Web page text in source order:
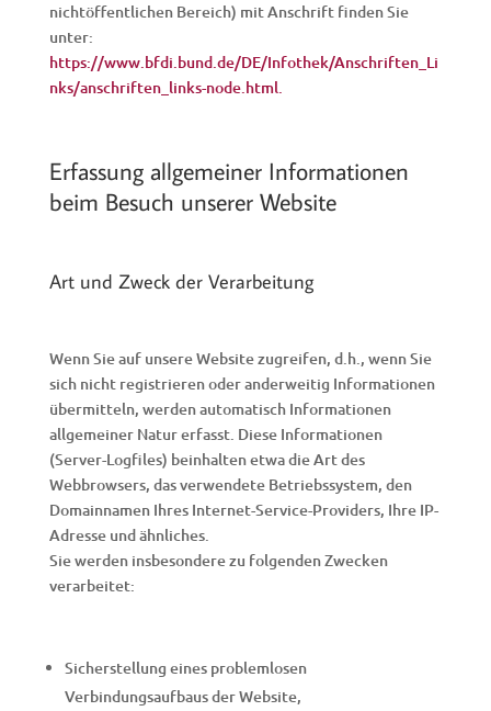
nichtöffentlichen Bereich) mit Anschrift finden Sie
unter:
https://www.bfdi.bund.de/DE/Infothek/Anschriften_Li
nks/anschriften_links-node.html.
Erfassung allgemeiner Informationen
beim Besuch unserer Website
Art und Zweck der Verarbeitung
Wenn Sie auf unsere Website zugreifen, d.h., wenn Sie
sich nicht registrieren oder anderweitig Informationen
übermitteln, werden automatisch Informationen
allgemeiner Natur erfasst. Diese Informationen
(Server-Logfiles) beinhalten etwa die Art des
Webbrowsers, das verwendete Betriebssystem, den
Domainnamen Ihres Internet-Service-Providers, Ihre IP-
Adresse und ähnliches.
Sie werden insbesondere zu folgenden Zwecken
verarbeitet:
Sicherstellung eines problemlosen
Verbindungsaufbaus der Website,